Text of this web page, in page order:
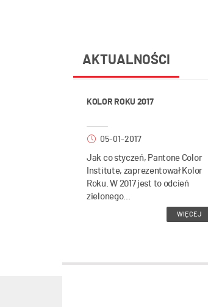
AKTUALNOŚCI
KOLOR ROKU 2017
05-01-2017
Jak co styczeń, Pantone Color
Institute, zaprezentował Kolor
Roku. W 2017 jest to odcień
zielonego...
WIĘCEJ